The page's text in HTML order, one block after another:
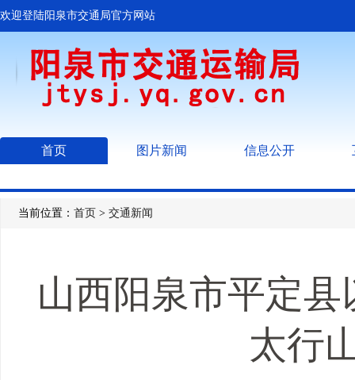
欢迎登陆阳泉市交通局官方网站
首页 图片新闻 信息公开
当前位置： 首页 > 交通新闻
山西阳泉市平定
太行